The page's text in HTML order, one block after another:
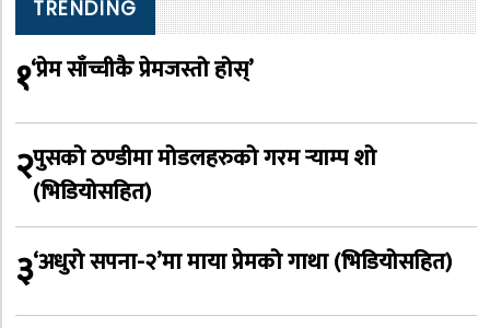
TRENDING
१‘प्रेम साँच्चीकै प्रेमजस्तो होस्’
२पुसको ठण्डीमा मोडलहरुको गरम र्‍याम्प शो
(भिडियोसहित)
३‘अधुरो सपना-२’मा माया प्रेमको गाथा (भिडियोसहित)